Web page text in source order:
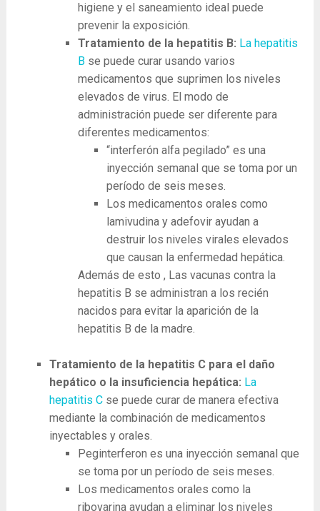
higiene y el saneamiento ideal puede
prevenir la exposición.
Tratamiento de la hepatitis B: La hepatitis
B se puede curar usando varios
medicamentos que suprimen los niveles
elevados de virus. El modo de
administración puede ser diferente para
diferentes medicamentos:
“interferón alfa pegilado” es una
inyección semanal que se toma por un
período de seis meses.
Los medicamentos orales como
lamivudina y adefovir ayudan a
destruir los niveles virales elevados
que causan la enfermedad hepática.
Además de esto , Las vacunas contra la
hepatitis B se administran a los recién
nacidos para evitar la aparición de la
hepatitis B de la madre.
Tratamiento de la hepatitis C para el daño
hepático o la insuficiencia hepática: La
hepatitis C se puede curar de manera efectiva
mediante la combinación de medicamentos
inyectables y orales.
Peginterferon es una inyección semanal que
se toma por un período de seis meses.
Los medicamentos orales como la
ribovarina ayudan a eliminar los niveles